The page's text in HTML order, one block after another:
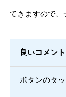
てきますので、
良いコメン
ボタンのタ